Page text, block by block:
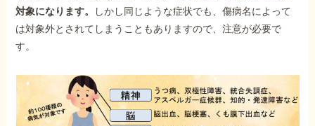
対象になります。
しかし同じような症状でも、傷病名によって
は対象外とされてしまうこともありますので、注意が必要で
す。